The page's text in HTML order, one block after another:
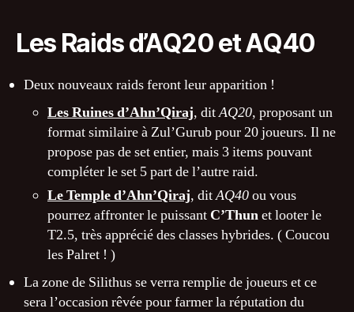
Les Raids d’AQ20 et AQ40
Deux nouveaux raids feront leur apparition !
Les Ruines d’Ahn’Qiraj, ditAQ20, proposant un
format similaire à Zul’Gurub pour 20 joueurs. Il ne
propose pas de set entier, mais 3 items pouvant
compléter le set 5 part de l’autre raid.
Le Temple d’Ahn’Qiraj, ditAQ40ou vous
pourrez affronter le puissant C’Thunet looter le
T2.5, très apprécié des classes hybrides. ( Coucou
les Palret ! )
La zone de Silithus se verra remplie de joueurs et ce
sera l’occasion rêvée pour farmer la réputation du